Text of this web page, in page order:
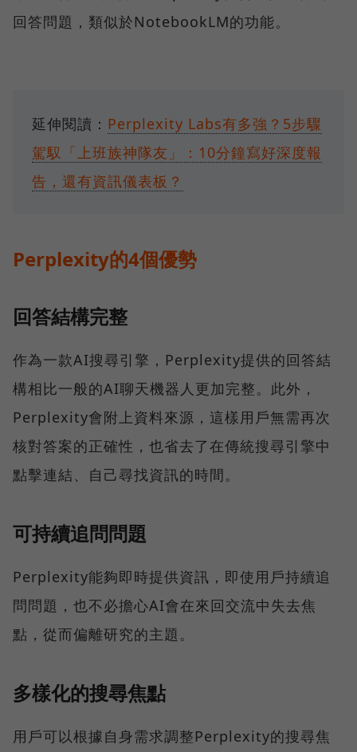
回答問題，類似於NotebookLM的功能。
延伸閱讀： Perplexity Labs有多強？5步驟
駕馭「上班族神隊友」：10分鐘寫好深度報
告，還有資訊儀表板？
Perplexity的4個優勢
回答結構完整
作為一款AI搜尋引擎，Perplexity提供的回答結
構相比一般的AI聊天機器人更加完整。此外，
Perplexity會附上資料來源，這樣用戶無需再次
核對答案的正確性，也省去了在傳統搜尋引擎中
點擊連結、自己尋找資訊的時間。
可持續追問問題
Perplexity能夠即時提供資訊，即使用戶持續追
問問題，也不必擔心AI會在來回交流中失去焦
點，從而偏離研究的主題。
多樣化的搜尋焦點
用戶可以根據自身需求調整Perplexity的搜尋焦